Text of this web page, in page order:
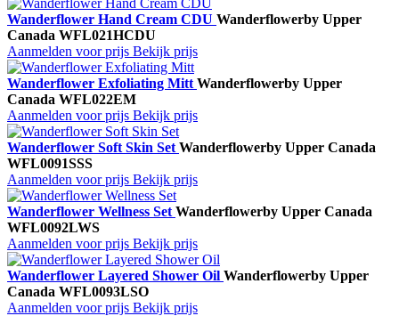
Wanderflower Hand Cream CDU Wanderflowerby Upper
Canada WFL021HCDU
Aanmelden voor prijs Bekijk prijs
Wanderflower Exfoliating Mitt Wanderflowerby Upper
Canada WFL022EM
Aanmelden voor prijs Bekijk prijs
Wanderflower Soft Skin Set Wanderflowerby Upper Canada
WFL0091SSS
Aanmelden voor prijs Bekijk prijs
Wanderflower Wellness Set Wanderflowerby Upper Canada
WFL0092LWS
Aanmelden voor prijs Bekijk prijs
Wanderflower Layered Shower Oil Wanderflowerby Upper
Canada WFL0093LSO
Aanmelden voor prijs Bekijk prijs